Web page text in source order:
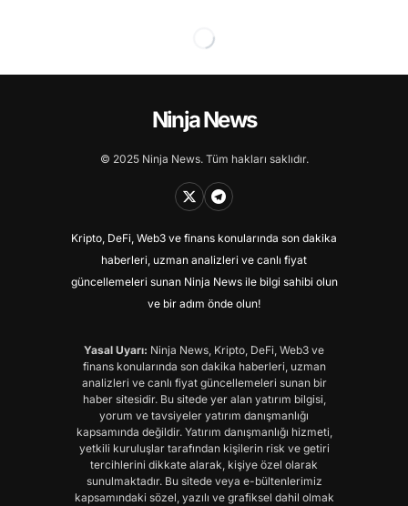
Ninja News
© 2025 Ninja News. Tüm hakları saklıdır.
Kripto, DeFi, Web3 ve finans konularında son dakika
haberleri, uzman analizleri ve canlı fiyat
güncellemeleri sunan Ninja News ile bilgi sahibi olun
ve bir adım önde olun!
Yasal Uyarı: Ninja News, Kripto, DeFi, Web3 ve
finans konularında son dakika haberleri, uzman
analizleri ve canlı fiyat güncellemeleri sunan bir
haber sitesidir. Bu sitede yer alan yatırım bilgisi,
yorum ve tavsiyeler yatırım danışmanlığı
kapsamında değildir. Yatırım danışmanlığı hizmeti,
yetkili kuruluşlar tarafından kişilerin risk ve getiri
tercihlerini dikkate alarak, kişiye özel olarak
sunulmaktadır. Bu sitede veya e-bültenlerimiz
kapsamındaki sözel, yazılı ve grafiksel dahil olmak